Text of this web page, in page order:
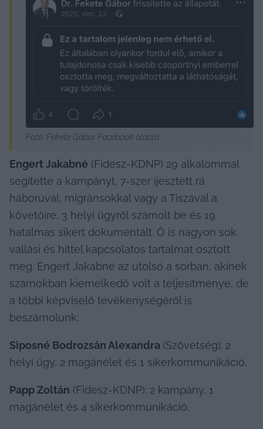
Fotó: Fekete Gábor Facebook oldala
Engert Jakabné (Fidesz-KDNP) 29 alkalommal
segítette a kampányt, 7-szer ijesztett rá
háborúval, migránsokkal vagy a Tiszával a
követőíre, 3 helyi ügyről számolt be és 19
hatalmas sikert dokumentált. Ő is nagyon sok
vallási és hittel kapcsolatos tartalmat osztott
meg. Engert Jakabné az utolsó a sorban, akinek
számokban kiemelkedő volt a teljesítménye, de
a többi képviselő tevékenységéről is
beszámolunk:
Siposné Bodrozsán Alexandra (Szövetség): 2
helyi ügy, 2 magánélet és 1 sikerkommunikáció.
Papp Zoltán (Fidesz-KDNP): 2 kampány, 1
magánélet és 4 sikerkommunikáció.